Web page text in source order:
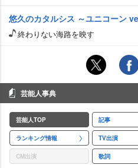
悠久のカタルシス ～ユニコーン
終わりない海路を映す
芸能人事典
芸能人TOP 記事
ランキング情報 TV出演
CM出演 歌詞